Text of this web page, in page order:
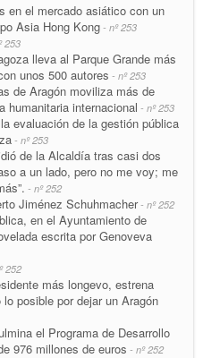
en el mercado asiático con un
Asia Hong Kong - nº 253
253
lleva al Parque Grande más
unos 500 autores - nº 253
de Aragón moviliza más de
humanitaria internacional - nº 253
evaluación de la gestión pública
- nº 253
de la Alcaldía tras casi dos
a un lado, pero no me voy; me
- nº 252
Jiménez Schuhmacher- nº 252
en el Ayuntamiento de
escrita por Genoveva
252
más longevo, estrena
posible por dejar un Aragón
el Programa de Desarrollo
976 millones de euros - nº 252